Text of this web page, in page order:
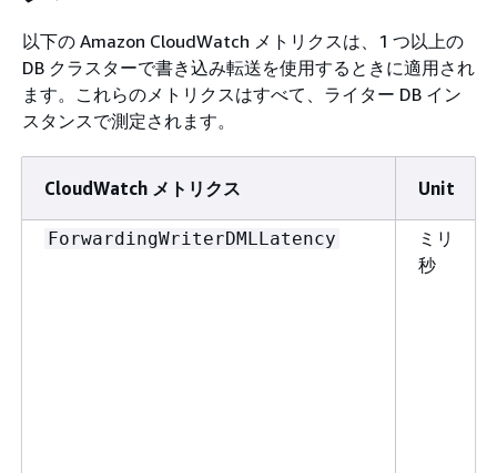
以下の Amazon CloudWatch メトリクスは、1 つ以上の
DB クラスターで書き込み転送を使用するときに適用され
ます。これらのメトリクスはすべて、ライター DB イン
スタンスで測定されます。
CloudWatch メトリクス Unit
ForwardingWriterDMLLatency
ミリ
秒